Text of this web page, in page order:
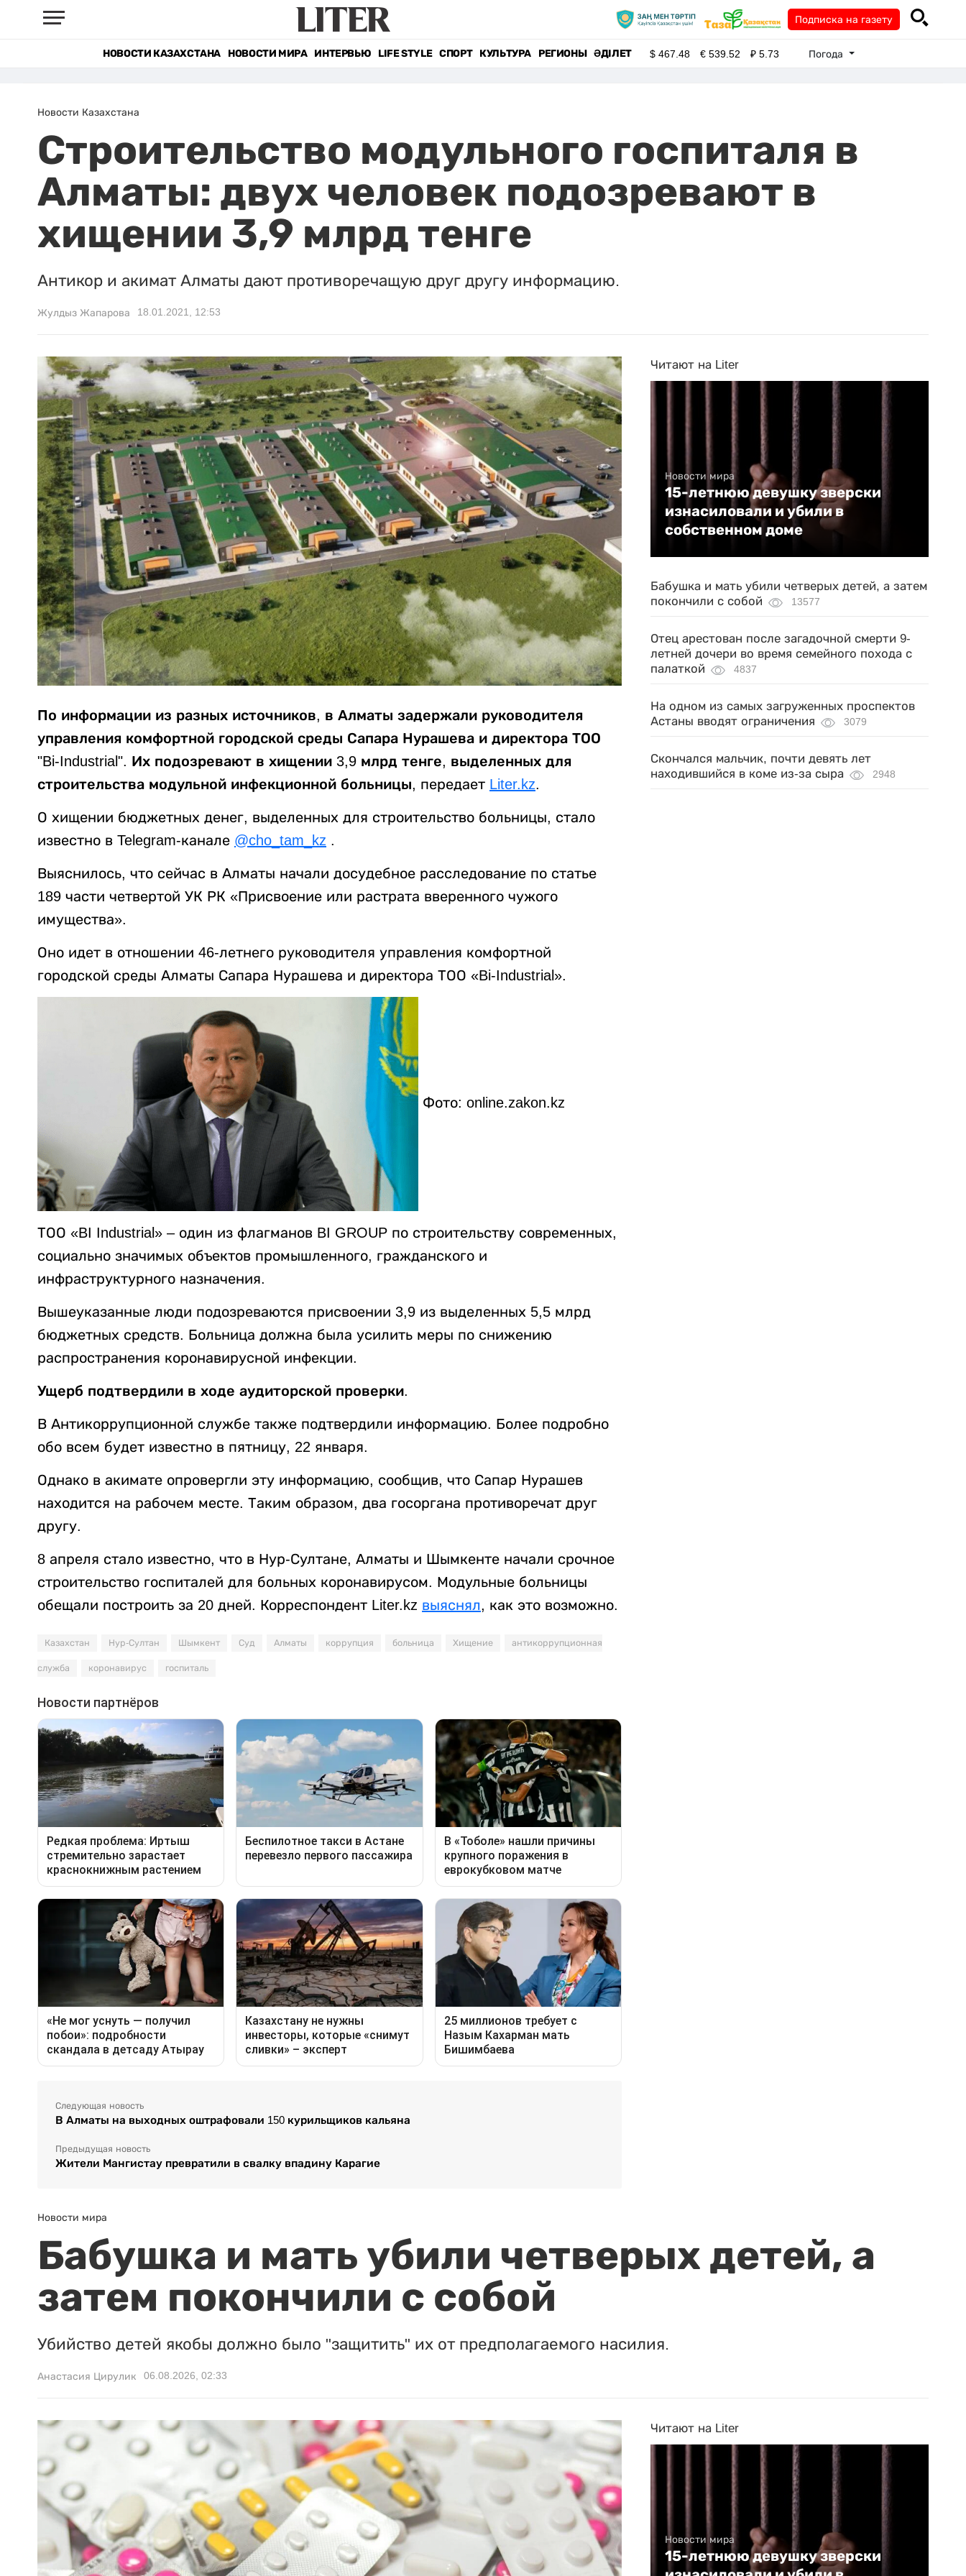
Подписка на газету
НОВОСТИ КАЗАХСТАНА НОВОСТИ МИРА ИНТЕРВЬЮ LIFE STYLE СПОРТ КУЛЬТУРА РЕГИОНЫ ӘДІЛЕТ $467.48 €539.52 ₽5.73 Погода
Новости Казахстана
Строительство модульного госпиталя в
Алматы: двух человек подозревают в
хищении 3,9 млрд тенге
Антикор и акимат Алматы дают противоречащую друг другу информацию.
Жулдыз Жапарова 18.01.2021, 12:53
По информации из разных источников, в Алматы задержали руководителя
управления комфортной городской среды Сапара Нурашева и директора ТОО
"Bi-Industrial". Их подозревают в хищении 3,9 млрд тенге, выделенных для
строительства модульной инфекционной больницы, передает Liter.kz.
О хищении бюджетных денег, выделенных для строительство больницы, стало
известно в Telegram-канале @cho_tam_kz .
Выяснилось, что сейчас в Алматы начали досудебное расследование по статье
189 части четвертой УК РК «Присвоение или растрата вверенного чужого
имущества».
Оно идет в отношении 46-летнего руководителя управления комфортной
городской среды Алматы Сапара Нурашева и директора ТОО «Bi-Industrial».
Фото: online.zakon.kz
ТОО «BI Industrial» – один из флагманов BI GROUP по строительству современных,
социально значимых объектов промышленного, гражданского и
инфраструктурного назначения.
Вышеуказанные люди подозреваются присвоении 3,9 из выделенных 5,5 млрд
бюджетных средств. Больница должна была усилить меры по снижению
распространения коронавирусной инфекции.
Ущерб подтвердили в ходе аудиторской проверки.
В Антикоррупционной службе также подтвердили информацию. Более подробно
обо всем будет известно в пятницу, 22 января.
Однако в акимате опровергли эту информацию, сообщив, что Сапар Нурашев
находится на рабочем месте. Таким образом, два госоргана противоречат друг
другу.
8 апреля стало известно, что в Нур-Султане, Алматы и Шымкенте начали срочное
строительство госпиталей для больных коронавирусом. Модульные больницы
обещали построить за 20 дней. Корреспондент Liter.kz выяснял, как это возможно.
Казахстан Нур-Султан Шымкент Суд Алматы коррупция больница Хищение антикоррупционная
служба коронавирус госпиталь
Следующая новость
В Алматы на выходных оштрафовали 150 курильщиков кальяна
Предыдущая новость
Жители Мангистау превратили в свалку впадину Карагие
Читают на Liter
Новости мира
15-летнюю девушку зверски
изнасиловали и убили в
собственном доме
Бабушка и мать убили четверых детей, а затем
покончили с собой
13577
Отец арестован после загадочной смерти 9-
летней дочери во время семейного похода с
палаткой
4837
На одном из самых загруженных проспектов
Астаны вводят ограничения
3079
Скончался мальчик, почти девять лет
находившийся в коме из-за сыра
2948
Новости мира
Бабушка и мать убили четверых детей, а
затем покончили с собой
Убийство детей якобы должно было "защитить" их от предполагаемого насилия.
Анастасия Цирулик 06.08.2026, 02:33
Читают на Liter
Новости мира
15-летнюю девушку зверски